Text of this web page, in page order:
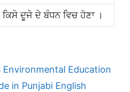
ਕਿਸੇ ਦੂਜੇ ਦੇ ਬੰਧਨ ਵਿਚ ਹੋਣਾ ।
Environmental Education
in Punjabi English